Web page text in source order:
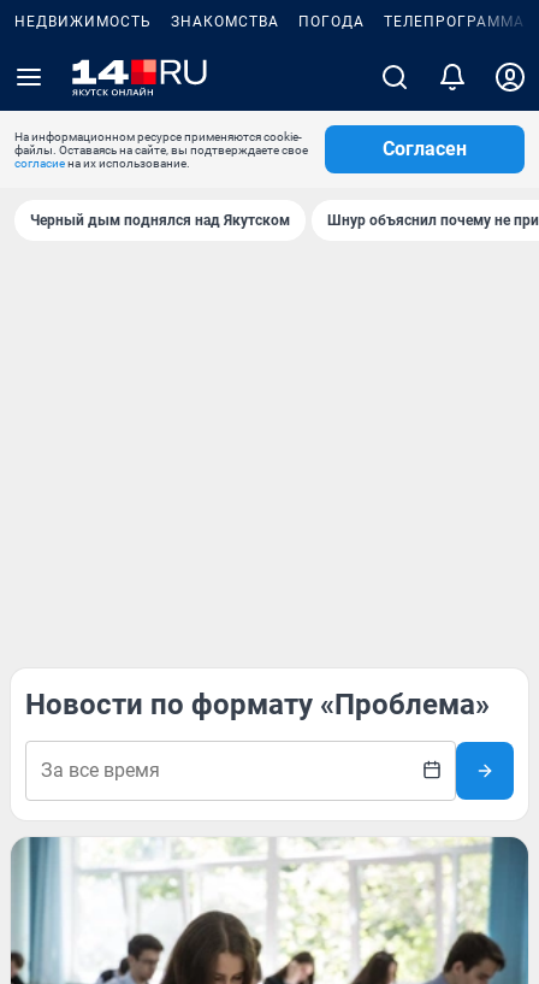
НЕДВИЖИМОСТЬ ЗНАКОМСТВА ПОГОДА ТЕЛЕПРОГРАММА
На информационном ресурсе применяются cookie-
файлы. Оставаясь на сайте, вы подтверждаете свое
согласиена их использование.
Согласен
Черный дым поднялся над Якутском Шнур объяснил почему не
Новости по формату «Проблема»